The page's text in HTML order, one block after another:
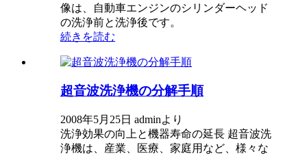
像は、自動車エンジンのシリンダーヘッド
の洗浄前と洗浄後です。
続きを読む
超音波洗浄機の分解手順
2008年5月25日 adminより
洗浄効果の向上と機器寿命の延長 超音波洗
浄機は、産業、医療、家庭用など、様々な